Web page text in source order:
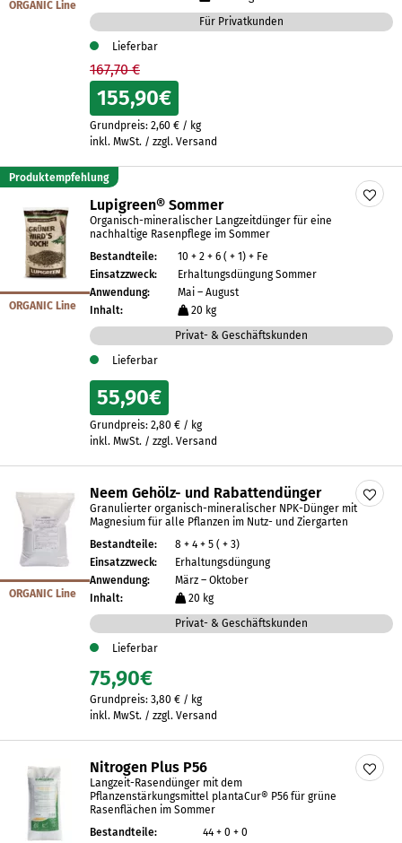
ORGANIC Line
Für Privatkunden
Lieferbar
167,70 €
155,90€
Grundpreis: 2,60 € / kg
inkl. MwSt. / zzgl. Versand
Produktempfehlung
ORGANIC Line
Lupigreen® Sommer
Organisch-mineralischer Langzeitdünger für eine
nachhaltige Rasenpflege im Sommer
Bestandteile:
10 + 2 + 6 ( + 1) + Fe
Einsatzzweck:
Erhaltungsdüngung Sommer
Anwendung:
Mai – August
Inhalt:
20 kg
Privat- & Geschäftskunden
Lieferbar
55,90€
Grundpreis: 2,80 € / kg
inkl. MwSt. / zzgl. Versand
ORGANIC Line
Neem Gehölz- und Rabattendünger
Granulierter organisch-mineralischer NPK-Dünger mit
Magnesium für alle Pflanzen im Nutz- und Ziergarten
Bestandteile:
8 + 4 + 5 ( + 3)
Einsatzzweck:
Erhaltungsdüngung
Anwendung:
März – Oktober
Inhalt:
20 kg
Privat- & Geschäftskunden
Lieferbar
75,90€
Grundpreis: 3,80 € / kg
inkl. MwSt. / zzgl. Versand
Nitrogen Plus P56
Langzeit-Rasendünger mit dem
Pflanzenstärkungsmittel plantaCur® P56 für grüne
Rasenflächen im Sommer
Bestandteile:
44 + 0 + 0